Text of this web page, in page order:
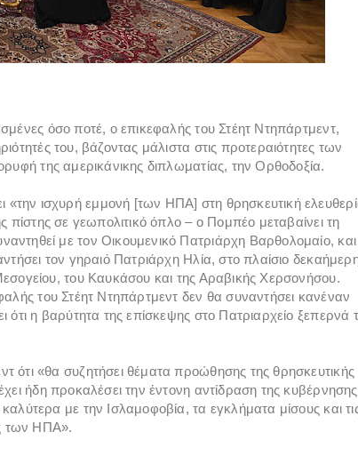
όσο ποτέ, ο επικεφαλής του Στέητ Ντηπάρτμεντ,
του, βάζοντας μάλιστα στις προτεραιότητες των
της αμερικάνικης διπλωματίας, την Ορθοδοξία.
ισχυρή εμμονή [των ΗΠΑ] στη θρησκευτική
πίστης σε γεωπολιτικό όπλο – ο Πομπέο μεταβαίνει τη
με τον Οικουμενικό Πατριάρχη Βαρθολομαίο, και
τον γηραιό Πατριάρχη Ηλία, στο πλαίσιο
του Καυκάσου και της Αραβικής Χερσονήσου.
του Στέητ Ντηπάρτμεντ δεν θα συναντήσει κανέναν
η βαρύτητα της επίσκεψης στο Πατριαρχείο ξεπερνά
ότι «θα συζητήσει θέματα προώθησης της θρησκευτικής
ήδη προκαλέσει την έντονη αντίδραση της κυβέρνησης
με την Ισλαμοφοβία, τα εγκλήματα μίσους και
των ΗΠΑ».